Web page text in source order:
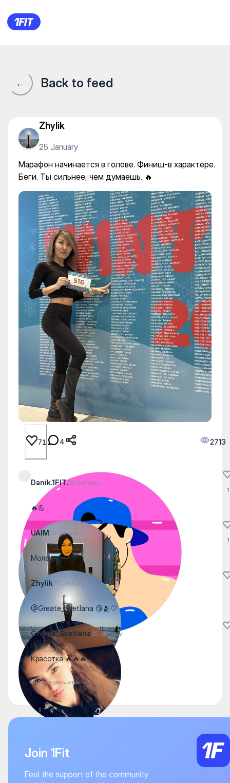
Марафон начинается в
← Back to feed
Zhylik
25 January
Марафон начинается в голове. Финиш-в характере.
Беги. Ты сильнее, чем думаешь. 🔥
71 4 2713
Danik.1FIT.26 January
🔥💪
1
UAIM 26 January
Молодец💪👍
1
Zhylik25 January
@Greate_Svetlana 😘🫂🤍
Greate_Svetlana25 January
Красотка 🔥🔥🔥
Посмотреть ответы
Join 1Fit
Feel the support of the community